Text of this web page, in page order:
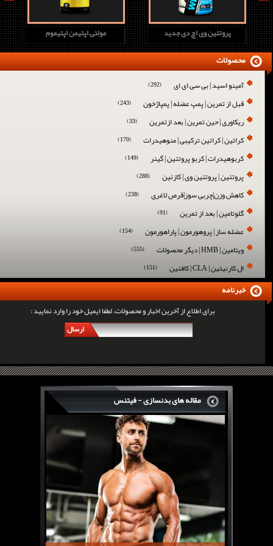
مولتی اپتیمن اپتیموم پروتئین وی اچ دی جدید
آمینو اسید | بی سی ای ای (292)
قبل از تمرین | پمپ عضله | پمپاژخون (243)
ریکاوری | حین تمرین | بعد ازتمرین (33)
کراتین | کراتین ترکیبی | منوهیدرات (170)
کربوهیدرات | کربو پروتئین | گینر (149)
پروتئین | پروتئین وی | کازئین (288)
کاهش وزن|چربی سوز|قرص لاغری (238)
گلوتامین | بعد از تمرین (91)
عضله ساز | پروهورمون | پاراهورمون (154)
ویتامین | HMB | دیگر محصولات (555)
ال کارنیتین | CLA | کافئین (151)
محصولات
برای اطلاع از آخرین اخبار و محصولات، لطفا ایمیل خود را وارد نمایید :
ارسال
خبرنامه
مقاله های بدنسازی - فیتنس
سرگی کنستانس چگونه بر روی بازو های فوق العاده...
روش های افزایش پیک بازو
فارماتون چیست؟
کلن بوترول Clenbuterol
CJC1295 | سی جی سی 1295
11 توصیه برای کاهش اشتها